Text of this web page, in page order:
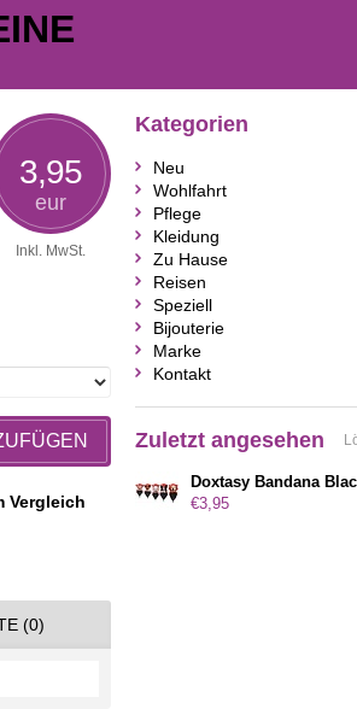
3,95
eur
Inkl. MwSt.
Vergleich
(0)
Kategorien
Neu
Wohlfahrt
Pflege
Kleidung
Zu Hause
Reisen
Speziell
Bijouterie
Marke
Kontakt
Zuletzt angesehen
€3,95